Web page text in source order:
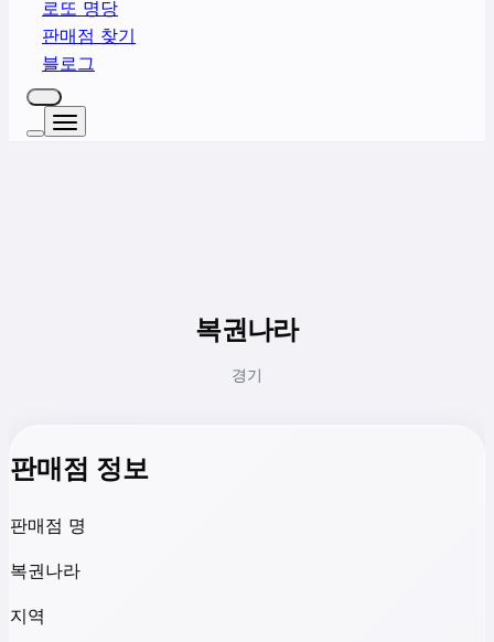
로또 명당
판매점 찾기
블로그
복권나라
경기
판매점 정보
판매점 명
복권나라
지역